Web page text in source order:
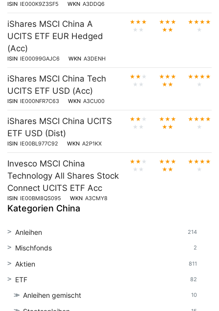
ISIN IE000K9Z3SF5 WKN A3DDQ6
iShares MSCI China A
UCITS ETF EUR Hedged
(Acc)
ISIN IE00099GAJC6 WKN A3DENH
★ ★ ★
★ ★
★ ★ ★
★ ★
★ ★ ★ ★
★
iShares MSCI China Tech
UCITS ETF USD (Acc)
ISIN IE000NFR7C63 WKN A3CU00
★ ★ ★
★ ★
★ ★ ★
★ ★
★ ★ ★ ★
★
iShares MSCI China UCITS
ETF USD (Dist)
ISIN IE00BL977C92 WKN A2P1KX
★ ★ ★
★ ★
★ ★ ★
★ ★
★ ★ ★ ★
★
Invesco MSCI China
Technology All Shares Stock
Connect UCITS ETF Acc
ISIN IE00BM8QS095 WKN A3CMY8
★ ★ ★
★ ★
★ ★ ★
★ ★
★ ★ ★ ★
★
Kategorien China
214
Anleihen
2
Mischfonds
811
Aktien
82
ETF
10
Anleihen gemischt